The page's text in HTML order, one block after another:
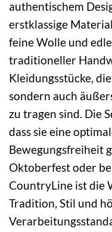
authentischem
erstklassige
feine Wolle und
traditioneller
Kleidungsstücke,
sondern auch
zu tragen sind. Die
dass sie eine
Bewegungsfreiheit
Oktoberfest oder
CountryLine ist die
Tradition, Stil und